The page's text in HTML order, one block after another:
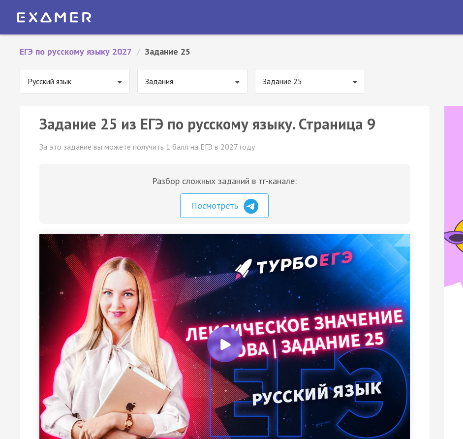
ЕГЭ по русскому языку 2027 / Задание 25
Русский язык Задания Задание 25
Задание 25 из ЕГЭ по русскому языку. Страница 9
За это задание вы можете получить 1 балл на ЕГЭ в 2027 году
Разбор сложных заданий в тг-канале:
Посмотреть